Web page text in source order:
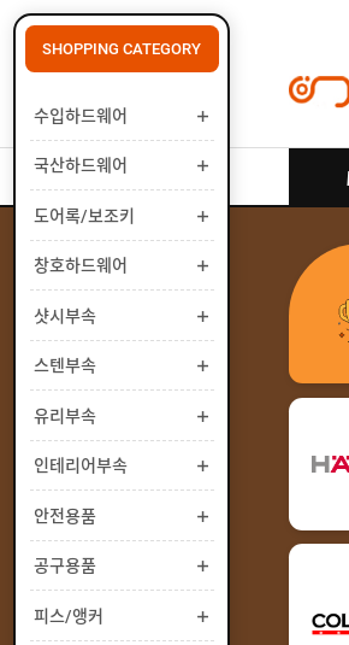
SHOPPING CATEGORY
수입하드웨어
국산하드웨어
도어록/보조키
창호하드웨어
샷시부속
스텐부속
유리부속
인테리어부속
안전용품
공구용품
피스/앵커
로그인
회원가입
마이페이지
배송조회
수
입
하
웨
어
국
산
하
웨
어
도
어
록
보
조
창
호
하
어
샷
시
부
스
텐
부
유
리
부
속
인
테